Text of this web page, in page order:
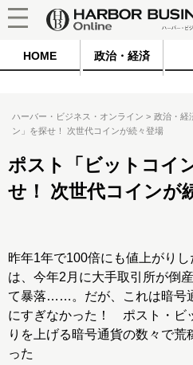
HOME 政治・経済
ハーバー・ビジネス・オンライン 政治・経
ン」を探せ！ 次世代コインが続々登場
ポスト「ビットコイ
せ！ 次世代コインが
昨年1年で100倍にも値上がり
は、今年2月に大手取引所が倒
て暴落……。だが、これは暗号
にすぎなかった！ ポスト・ビ
りを上げる暗号通貨の数々で荒
った